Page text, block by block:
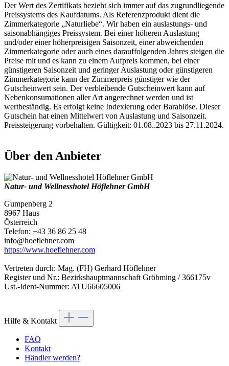
Der Wert des Zertifikats bezieht sich immer auf das zugrundliegende
Preissystems des Kaufdatums. Als Referenzprodukt dient die
Zimmerkategorie „Naturliebe“. Wir haben ein auslastungs- und
saisonabhängiges Preissystem. Bei einer höheren Auslastung
und/oder einer höherpreisigen Saisonzeit, einer abweichenden
Zimmerkategorie oder auch eines darauffolgenden Jahres steigen die
Preise mit und es kann zu einem Aufpreis kommen, bei einer
günstigeren Saisonzeit und geringer Auslastung oder günstigeren
Zimmerkategorie kann der Zimmerpreis günstiger wie der
Gutscheinwert sein. Der verbleibende Gutscheinwert kann auf
Nebenkonsumationen aller Art angerechnet werden und ist
wertbeständig. Es erfolgt keine Indexierung oder Barablöse. Dieser
Gutschein hat einen Mittelwert von Auslastung und Saisonzeit.
Preissteigerung vorbehalten. Gültigkeit: 01.08..2023 bis 27.11.2024.
Über den Anbieter
Natur- und Wellnesshotel Höflehner GmbH
Gumpenberg 2
8967 Haus
Österreich
Telefon: +43 36 86 25 48
info@hoeflehner.com
https://www.hoeflehner.com
Vertreten durch: Mag. (FH) Gerhard Höflehner
Register und Nr.: Bezirkshauptmannschaft Gröbming / 366175v
Ust.-Ident-Nummer: ATU66605006
Hilfe & Kontakt
FAQ
Kontakt
Händler werden?